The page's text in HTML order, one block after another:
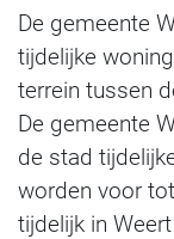
De gemeente
tijdelijke
terrein tussen
De gemeente
de stad
worden voor
tijdelijk in